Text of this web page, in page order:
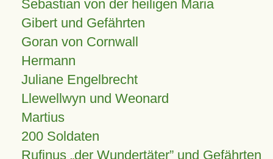
Sebastian von der heiligen Maria
Gibert und Gefährten
Goran von Cornwall
Hermann
Juliane Engelbrecht
Llewellwyn und Weonard
Martius
200 Soldaten
Rufinus „der Wundertäter” und Gefährten